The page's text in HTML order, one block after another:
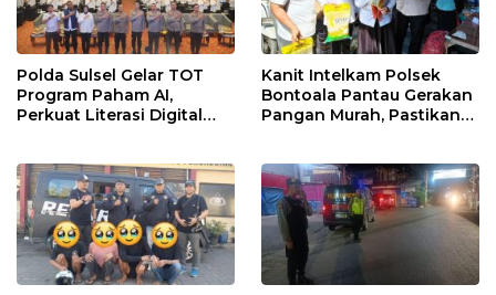
Polda Sulsel Gelar TOT
Program Paham AI,
Perkuat Literasi Digital
Kanit Intelkam Polsek
Bontoala Pantau Gerakan
Pangan Murah, Pastikan